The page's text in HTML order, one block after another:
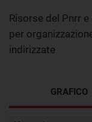
Risorse del Pnrr
per
indirizzate
GRAFICO